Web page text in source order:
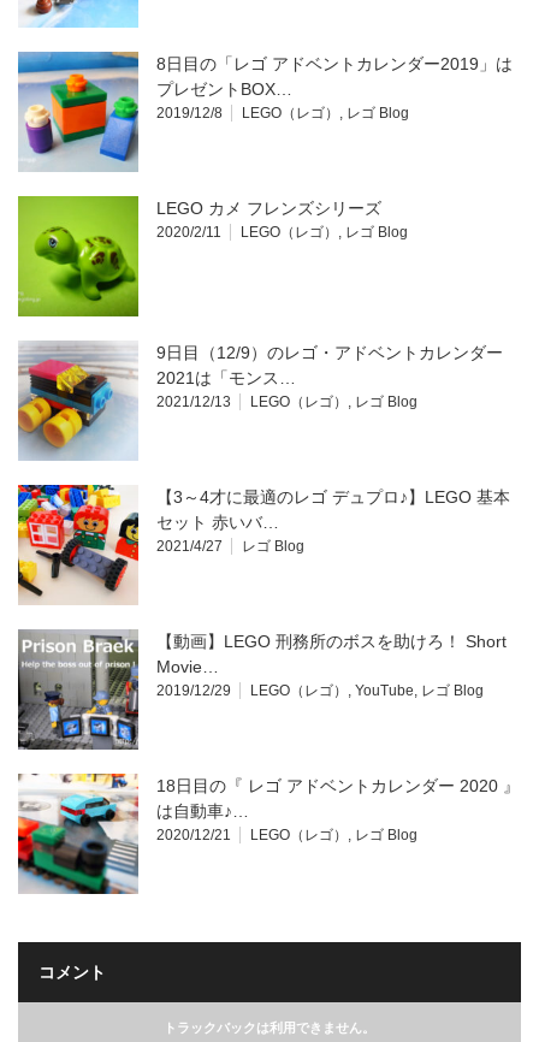
8日目の「レゴ アドベントカレンダー2019」は
プレゼントBOX…
2019/12/8 LEGO（レゴ） , レゴ Blog
LEGO カメ フレンズシリーズ
2020/2/11 LEGO（レゴ） , レゴ Blog
9日目（12/9）のレゴ・アドベントカレンダー
2021は「モンス…
2021/12/13 LEGO（レゴ） , レゴ Blog
【3～4才に最適のレゴ デュプロ♪】LEGO 基本
セット 赤いバ…
2021/4/27 レゴ Blog
【動画】LEGO 刑務所のボスを助けろ！ Short
Movie…
2019/12/29 LEGO（レゴ） , YouTube, レゴ Blog
18日目の『 レゴ アドベントカレンダー 2020 』
は自動車♪…
2020/12/21 LEGO（レゴ） , レゴ Blog
コメント
トラックバックは利用できません。